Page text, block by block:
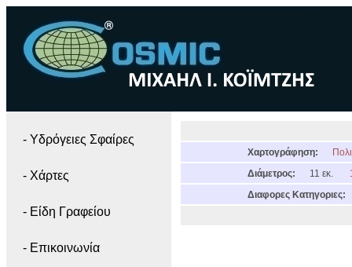
- Yδρόγειες Σφαίρες
- Χάρτες
- Είδη Γραφείου
- Επικοινωνία
Χαρτογράφηση:
Διάμετρος:
11 εκ.
Διαφορες Κατηγοριες: